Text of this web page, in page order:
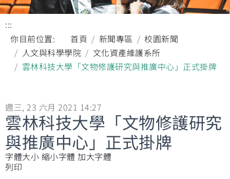
:::
你目前位置:
首頁 新聞專區
校園新聞
人文與科學學院
文化資產維護系所
雲林科技大學「文物修護研究與推廣中心」正式掛牌
週三, 23 六月 2021 14:27
雲林科技大學「文物修護研究
與推廣中心」正式掛牌
字體大小 縮小字體 加大字體
列印